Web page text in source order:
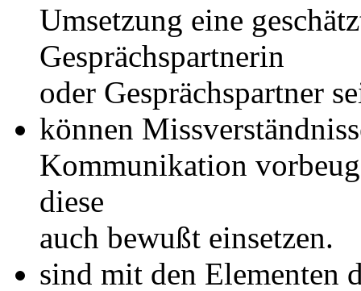
Umsetzung eine
Gesprächspartnerin
oder Gesprächspartner
können
Kommunikation
diese
auch bewußt einsetzen.
sind mit den Elementen